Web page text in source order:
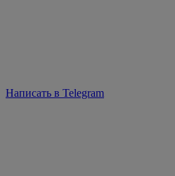
Написать в Telegram